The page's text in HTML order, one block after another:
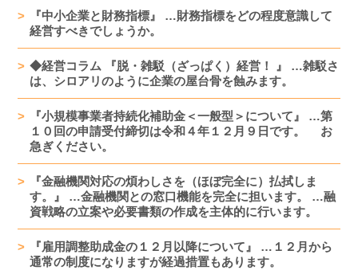
『中小企業と財務指標』 …財務指標をどの程度意識して
経営すべきでしょうか。
◆経営コラム 『脱・雑駁（ざっぱく）経営！ 』 …雑駁さ
は、シロアリのように企業の屋台骨を蝕みます。
『小規模事業者持続化補助金＜一般型＞について』 …第
１０回の申請受付締切は令和４年１２月９日です。 お
急ぎください。
『金融機関対応の煩わしさを（ほぼ完全に）払拭しま
す。』 …金融機関との窓口機能を完全に担います。 …融
資戦略の立案や必要書類の作成を主体的に行います。
『雇用調整助成金の１２月以降について』 …１２月から
通常の制度になりますが経過措置もあります。